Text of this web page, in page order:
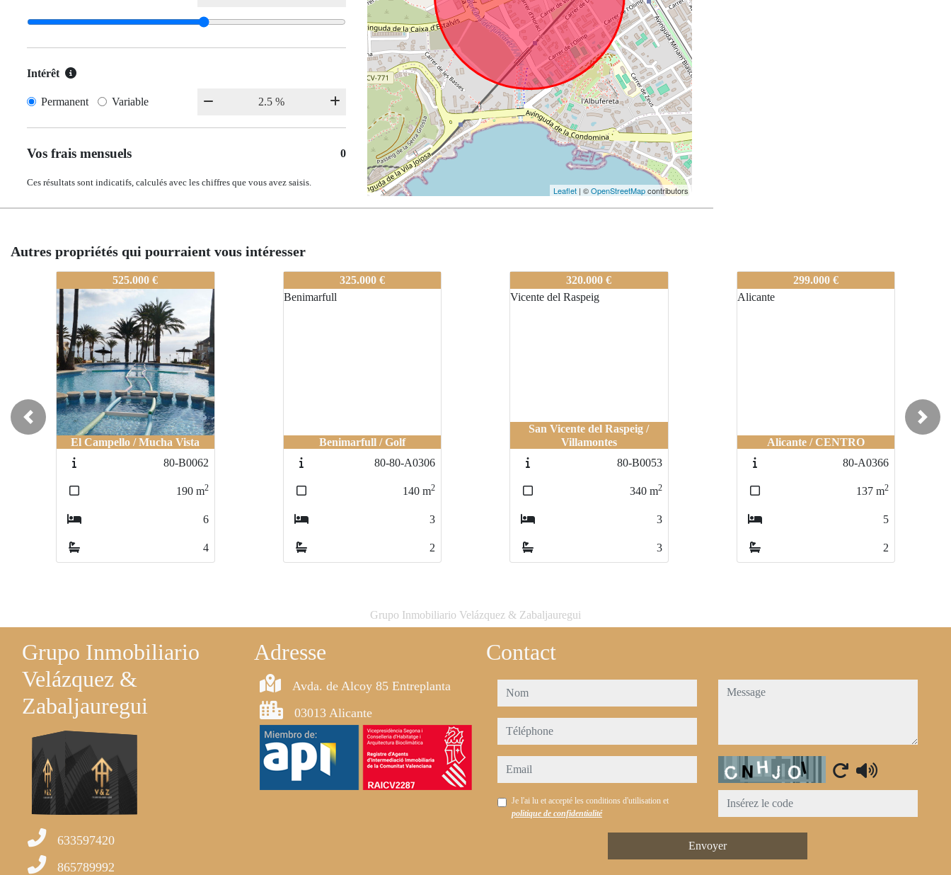
Intérêt
Permanent Variable
Vos frais mensuels 0
Ces résultats sont indicatifs, calculés avec les chiffres que vous avez saisis.
Leaflet | ©OpenStreetMapcontributors
Autres propriétés qui pourraient vous intéresser
80-A-0312525.000 €
El Campello / Mucha Vista
80-B0062
190 m2
6
4
80-A-0312325.000 €
Benimarfull / Golf
80-80-A0306
140 m2
3
2
80-A-0312320.000 €
San Vicente del Raspeig /
Villamontes
80-B0053
340 m2
3
3
80-A-0312299.000 €
Alicante / CENTRO
80-A0366
137 m2
5
2
Previous Next
Grupo Inmobiliario Velázquez & Zabaljauregui
Grupo Inmobiliario
Velázquez &
Zabaljauregui
633597420
865789992
Adresse
Avda. de Alcoy 85 Entreplanta
03013 Alicante
Contact
nom
téléphone
email
Je l'ai lu et accepté les conditions d'utilisation et
politique de confidentialité
message
Captcha
Envoyer